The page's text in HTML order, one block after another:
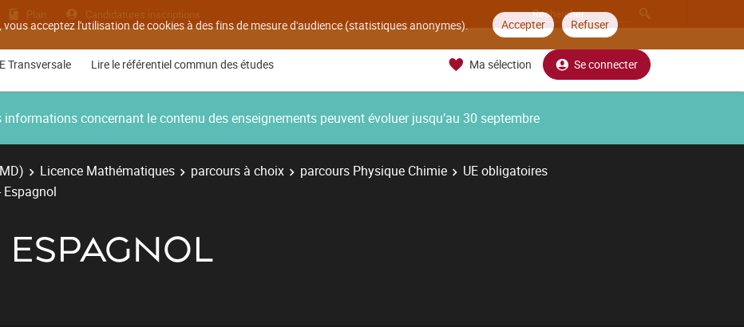
acceptez l'utilisation de cookies à des fins de mesure d'audience (statistiques anonymes). Accepter Refuser
Plan Candidatures inscriptions
Transversale Lire le référentiel commun des études Ma sélection Se connecter
concernant le contenu des enseignements peuvent évoluer jusqu’au 30 septembre
Licence Mathématiques parcours à choix parcours Physique Chimie
UE obligatoires
Espagnol
ESPAGNOL